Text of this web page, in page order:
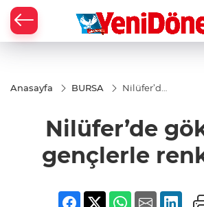
Anasayfa BURSA
Nilüfer’de
renklendi
Nilüfer’de
gençlerle